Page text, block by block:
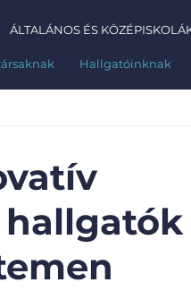
Hallgatóinknak
ÁLTALÁNOS ÉS